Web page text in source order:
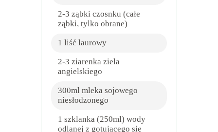
2-3 ząbki czosnku (całe
ząbki, tylko obrane)
1 liść laurowy
2-3 ziarenka ziela
angielskiego
300ml mleka sojowego
niesłodzonego
1 szklanka (250ml) wody
odlanej z gotującego się